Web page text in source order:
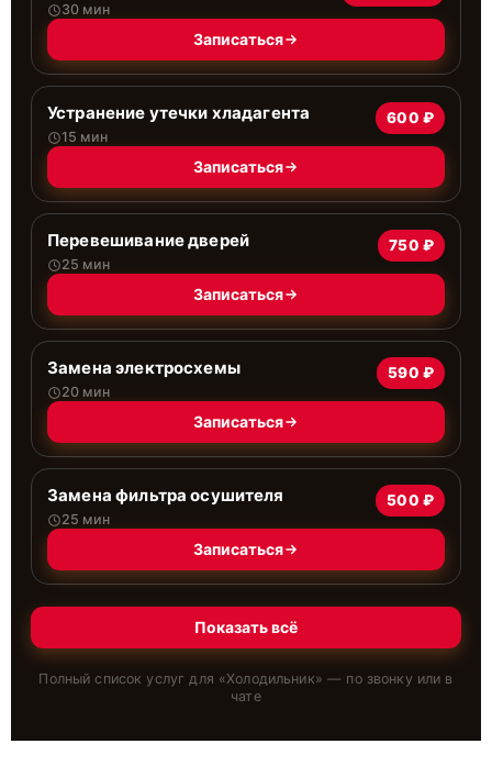
30 мин
Записаться
Устранение утечки хладагента
15 мин
600 ₽
Записаться
Перевешивание дверей
25 мин
750 ₽
Записаться
Замена электросхемы
20 мин
590 ₽
Записаться
Замена фильтра осушителя
25 мин
500 ₽
Записаться
Показать всё
Полный список услуг для «Холодильник» — по звонку или в
чате